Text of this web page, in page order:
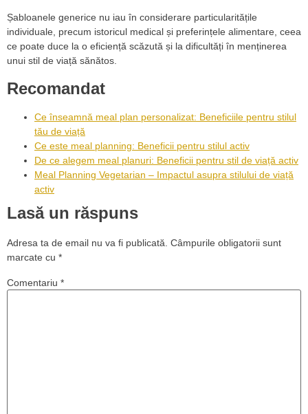
Șabloanele generice nu iau în considerare particularitățile
individuale, precum istoricul medical și preferințele alimentare, ceea
ce poate duce la o eficiență scăzută și la dificultăți în menținerea
unui stil de viață sănătos.
Recomandat
Ce înseamnă meal plan personalizat: Beneficiile pentru stilul
tău de viață
Ce este meal planning: Beneficii pentru stilul activ
De ce alegem meal planuri: Beneficii pentru stil de viață activ
Meal Planning Vegetarian – Impactul asupra stilului de viață
activ
Lasă un răspuns
Adresa ta de email nu va fi publicată. Câmpurile obligatorii sunt
marcate cu *
Comentariu *